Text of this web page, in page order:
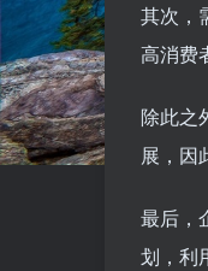
其次，
高消费
除此之
展，因
最后，
划，利